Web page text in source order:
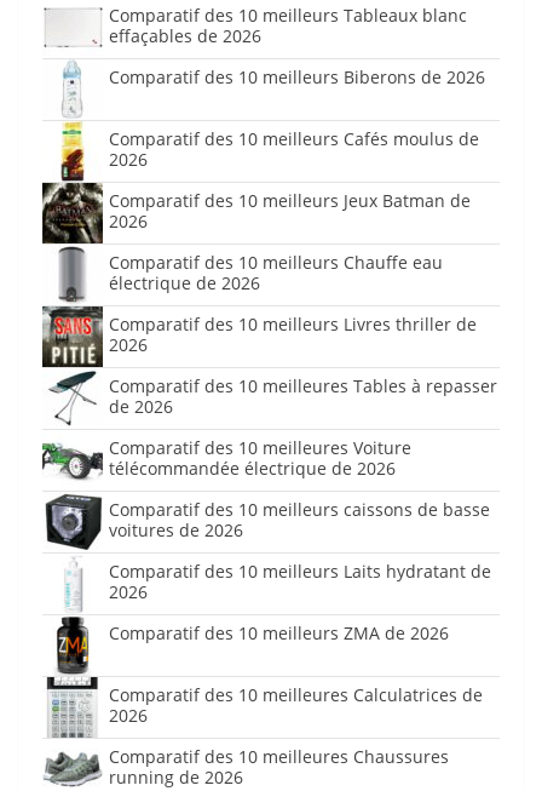
Comparatif des 10 meilleurs Tableaux blanc
effaçables de 2026
Comparatif des 10 meilleurs Biberons de 2026
Comparatif des 10 meilleurs Cafés moulus de
2026
Comparatif des 10 meilleurs Jeux Batman de
2026
Comparatif des 10 meilleurs Chauffe eau
électrique de 2026
Comparatif des 10 meilleurs Livres thriller de
2026
Comparatif des 10 meilleures Tables à repasser
de 2026
Comparatif des 10 meilleures Voiture
télécommandée électrique de 2026
Comparatif des 10 meilleurs caissons de basse
voitures de 2026
Comparatif des 10 meilleurs Laits hydratant de
2026
Comparatif des 10 meilleurs ZMA de 2026
Comparatif des 10 meilleures Calculatrices de
2026
Comparatif des 10 meilleures Chaussures
running de 2026